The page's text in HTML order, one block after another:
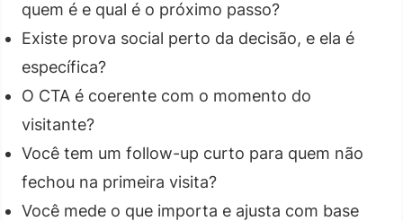
quem é e qual é o próximo passo?
Existe prova social perto da decisão, e ela é
específica?
O CTA é coerente com o momento do
visitante?
Você tem um follow-up curto para quem não
fechou na primeira visita?
Você mede o que importa e ajusta com base